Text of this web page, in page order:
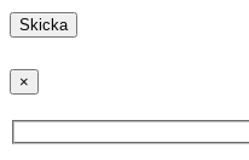
×